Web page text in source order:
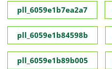
pll_6059e1b7ea2a7
pll_6059e1b84598b
pll_6059e1b89b005